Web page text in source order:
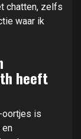
chatten, zelfs
waar ik
heeft
oortjes is
en